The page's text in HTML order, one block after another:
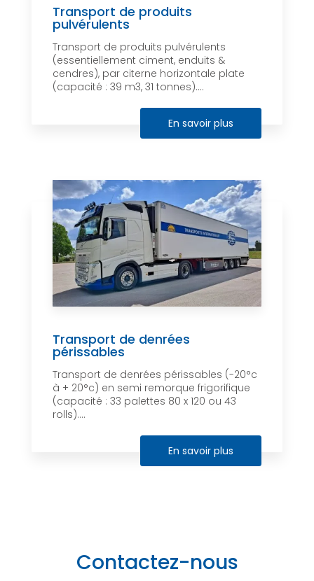
Transport de produits
pulvérulents
Transport de produits pulvérulents
(essentiellement ciment, enduits &
cendres), par citerne horizontale plate
(capacité : 39 m3, 31 tonnes)....
En savoir plus
Transport de denrées
périssables
Transport de denrées périssables (-20°c
à + 20°c) en semi remorque frigorifique
(capacité : 33 palettes 80 x 120 ou 43
rolls)....
En savoir plus
Contactez-nous